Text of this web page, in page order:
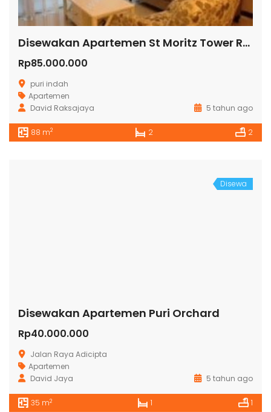
Disewakan Apartemen St Moritz Tower Royal
Rp85.000.000
puri indah
Apartemen
David Raksajaya
5 tahun ago
88 m2 2 2
Disewa
Disewakan Apartemen Puri Orchard
Rp40.000.000
Jalan Raya Adicipta
Apartemen
David Jaya
5 tahun ago
35 m2 1 1